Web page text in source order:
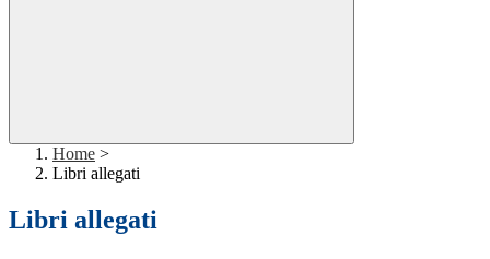
Home >
Libri allegati
Libri allegati